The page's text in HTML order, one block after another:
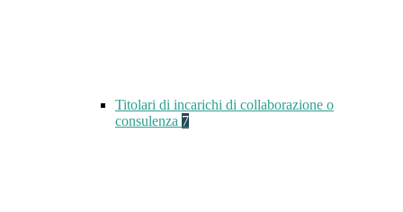
Titolari di incarichi di collaborazione o
consulenza 7